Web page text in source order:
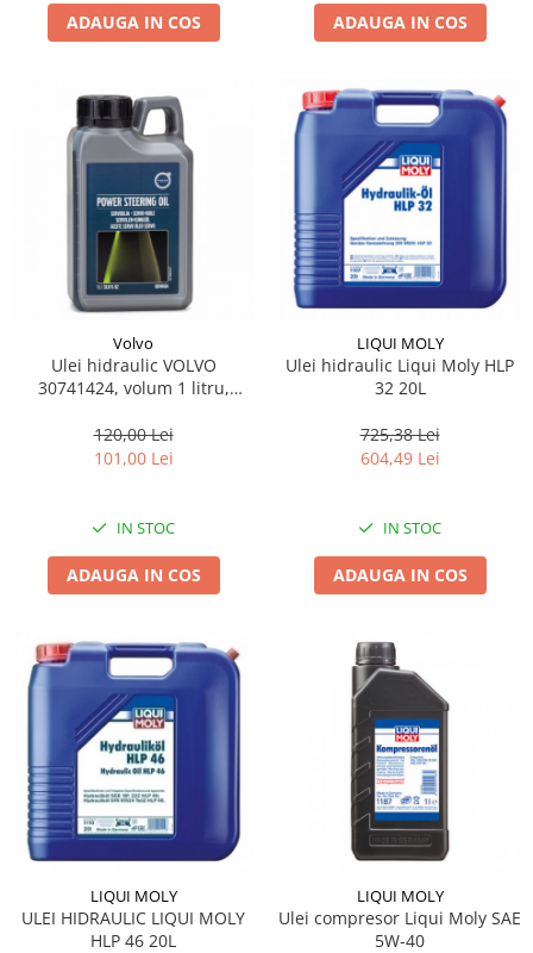
ADAUGA IN COS ADAUGA IN COS
Volvo
Ulei hidraulic VOLVO
30741424, volum 1 litru,
202, pentru servodirectie
120,00 Lei
101,00 Lei
IN STOC
ADAUGA IN COS
LIQUI MOLY
Ulei hidraulic Liqui Moly HLP
32 20L
725,38 Lei
604,49 Lei
IN STOC
ADAUGA IN COS
LIQUI MOLY
ULEI HIDRAULIC LIQUI MOLY
HLP 46 20L
LIQUI MOLY
Ulei compresor Liqui Moly SAE
5W-40